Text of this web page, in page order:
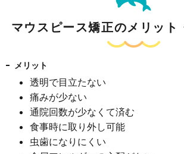
マウスピース矯正のメリット
メリット
透明で目立たない
痛みが少ない
通院回数が少なくて済む
食事時に取り外し可能
虫歯になりにくい